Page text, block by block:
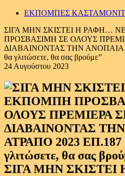
ΕΚΠΟΜΠΕΣ
ΣΙΓΑ ΜΗΝ ΣΚΙΣΤΕΙ Η ΡΑΦΗ…
ΠΡΟΣΒΑΣΙΜΗ ΣΕ ΟΛΟΥΣ
ΔΙΑΒΑΙΝΟΝΤΑΣ ΤΗΝ ΑΝΟΠΑΙΑ
θα γλιτώσετε, θα σας βρούμε”
24 Αυγούστου 2023
ΣΙΓΑ ΜΗΝ ΣΚΙΣΤΕΙ